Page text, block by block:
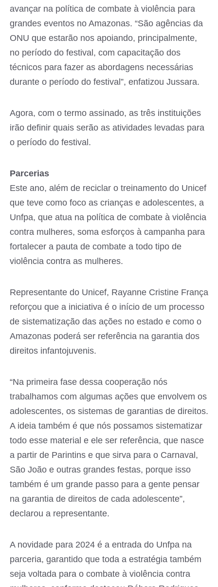
avançar na política de combate à violência para
grandes eventos no Amazonas. “São agências da
ONU que estarão nos apoiando, principalmente,
no período do festival, com capacitação dos
técnicos para fazer as abordagens necessárias
durante o período do festival”, enfatizou Jussara.
Agora, com o termo assinado, as três instituições
irão definir quais serão as atividades levadas para
o período do festival.
Parcerias
Este ano, além de reciclar o treinamento do Unicef
que teve como foco as crianças e adolescentes, a
Unfpa, que atua na política de combate à violência
contra mulheres, soma esforços à campanha para
fortalecer a pauta de combate a todo tipo de
violência contra as mulheres.
Representante do Unicef, Rayanne Cristine França
reforçou que a iniciativa é o início de um processo
de sistematização das ações no estado e como o
Amazonas poderá ser referência na garantia dos
direitos infantojuvenis.
“Na primeira fase dessa cooperação nós
trabalhamos com algumas ações que envolvem os
adolescentes, os sistemas de garantias de direitos.
A ideia também é que nós possamos sistematizar
todo esse material e ele ser referência, que nasce
a partir de Parintins e que sirva para o Carnaval,
São João e outras grandes festas, porque isso
também é um grande passo para a gente pensar
na garantia de direitos de cada adolescente”,
declarou a representante.
A novidade para 2024 é a entrada do Unfpa na
parceria, garantido que toda a estratégia também
seja voltada para o combate à violência contra